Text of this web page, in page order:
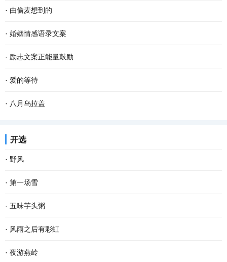
· 由偷麦想到的
· 婚姻情感语录文案
· 励志文案正能量鼓励
· 爱的等待
· 八月乌拉盖
开选
· 野风
· 第一场雪
· 五味芋头粥
· 风雨之后有彩虹
· 夜游燕岭